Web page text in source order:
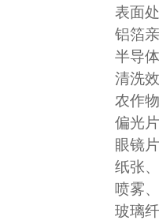
表面
铝箔
半导
清洗
农作
偏光
眼镜
纸张
喷雾
玻璃